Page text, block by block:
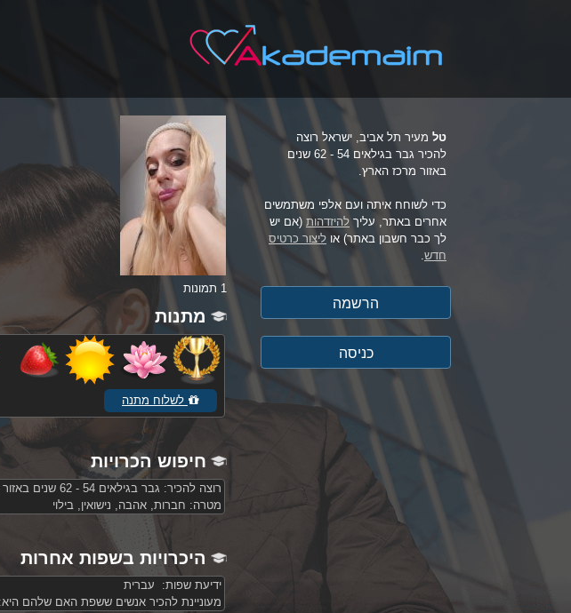
טל מעיר תל אביב, ישראל רוצה
להכיר גבר בגילאים 54 - 62 שנים
באזור מרכז הארץ.
כדי לשוחח איתה ועם אלפי משתמשים
אחרים באתר, עליך להיזדהות (אם יש
לך כבר חשבון באתר) או ליצור כרטיס
חדש.
1 תמונות
מתנות
לשלוח מתנה
חיפוש הכרויות
רוצה להכיר: גבר בגילאים 54 - 62 שנים באזור מרכז הארץ
מטרה: חברות, אהבה, נישואין, בילוי
היכרויות בשפות אחרות
ידיעת שפות: עברית
מעוניינת להכיר אנשים ששפת האם שלהם